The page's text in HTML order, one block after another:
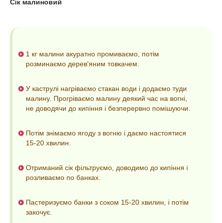
Сік малиновий
1 кг малини акуратно промиваємо, потім
розминаємо дерев'яним товкачем.
У каструлі нагріваємо стакан води і додаємо туди
малину. Прогріваємо малину деякий час на вогні,
не доводячи до кипіння і безперервно помішуючи.
Потім знімаємо ягоду з вогню і даємо настоятися
15-20 хвилин.
Отриманий сік фільтруємо, доводимо до кипіння і
розливаємо по банках.
Пастеризуємо банки з соком 15-20 хвилин, і потім
закочує.